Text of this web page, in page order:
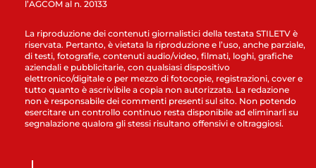
l’AGCOM al n. 20133
La riproduzione dei contenuti giornalistici della testata STILETV è
riservata. Pertanto, è vietata la riproduzione e l’uso, anche parziale,
di testi, fotografie, contenuti audio/video, filmati, loghi, grafiche
aziendali e pubblicitarie, con qualsiasi dispositivo
elettronico/digitale o per mezzo di fotocopie, registrazioni, cover e
tutto quanto è ascrivibile a copia non autorizzata. La redazione
non è responsabile dei commenti presenti sul sito. Non potendo
esercitare un controllo continuo resta disponibile ad eliminarli su
segnalazione qualora gli stessi risultano offensivi e oltraggiosi.